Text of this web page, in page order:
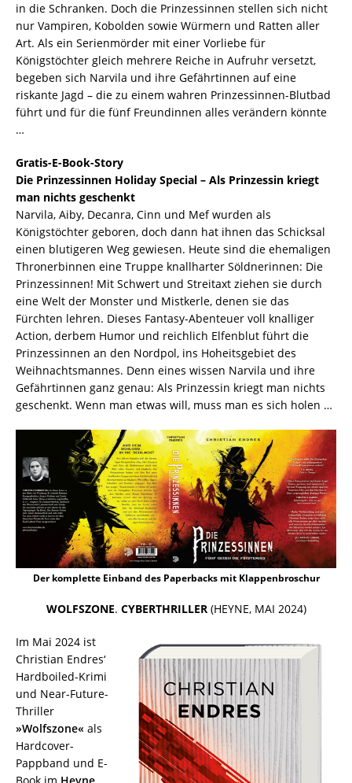
in die Schranken. Doch die Prinzessinnen stellen sich nicht
nur Vampiren, Kobolden sowie Würmern und Ratten aller
Art. Als ein Serienmörder mit einer Vorliebe für
Königstöchter gleich mehrere Reiche in Aufruhr versetzt,
begeben sich Narvila und ihre Gefährtinnen auf eine
riskante Jagd – die zu einem wahren Prinzessinnen-Blutbad
führt und für die fünf Freundinnen alles verändern könnte
…
Gratis-E-Book-Story
Die Prinzessinnen Holiday Special – Als Prinzessin kriegt
man nichts geschenkt
Narvila, Aiby, Decanra, Cinn und Mef wurden als
Königstöchter geboren, doch dann hat ihnen das Schicksal
einen blutigeren Weg gewiesen. Heute sind die ehemaligen
Thronerbinnen eine Truppe knallharter Söldnerinnen: Die
Prinzessinnen! Mit Schwert und Streitaxt ziehen sie durch
eine Welt der Monster und Mistkerle, denen sie das
Fürchten lehren. Dieses Fantasy-Abenteuer voll knalliger
Action, derbem Humor und reichlich Elfenblut führt die
Prinzessinnen an den Nordpol, ins Hoheitsgebiet des
Weihnachtsmannes. Denn eines wissen Narvila und ihre
Gefährtinnen ganz genau: Als Prinzessin kriegt man nichts
geschenkt. Wenn man etwas will, muss man es sich holen …
Der komplette Einband des Paperbacks mit Klappenbroschur
WOLFSZONE. CYBERTHRILLER(HEYNE, MAI 2024)
Im Mai 2024 ist
Christian Endres‘
Hardboiled-Krimi
und Near-Future-
Thriller
»Wolfszone« als
Hardcover-
Pappband und E-